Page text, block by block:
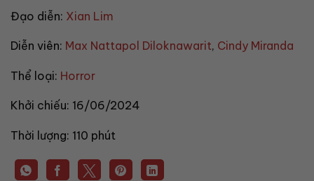
Đạo diễn: Xian Lim
Diễn viên: Max Nattapol Diloknawarit, Cindy Miranda
Thể loại: Horror
Khởi chiếu: 16/06/2024
Thời lượng: 110 phút